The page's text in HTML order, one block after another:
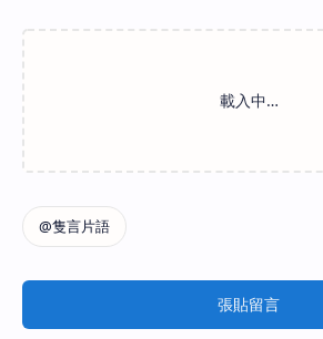
張貼留言